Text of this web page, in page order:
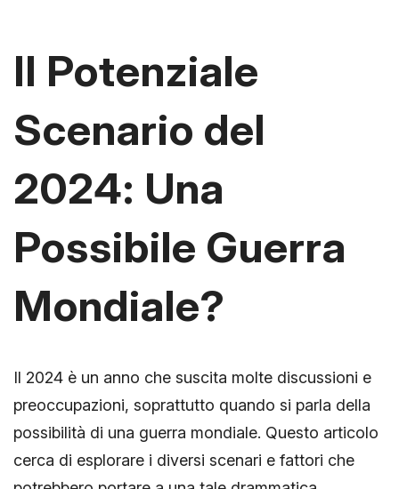
Il Potenziale
Scenario del
2024: Una
Possibile Guerra
Mondiale?
Il 2024 è un anno che suscita molte discussioni e
preoccupazioni, soprattutto quando si parla della
possibilità di una guerra mondiale. Questo articolo
cerca di esplorare i diversi scenari e fattori che